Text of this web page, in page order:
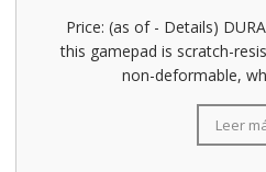
Price: (as of - Details)
this gamepad is scratch-
non-deformable,
Leer